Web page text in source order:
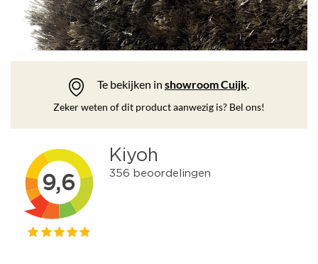
Te bekijken in showroom Cuijk
Zeker weten of dit product aanwezig is? Bel ons!